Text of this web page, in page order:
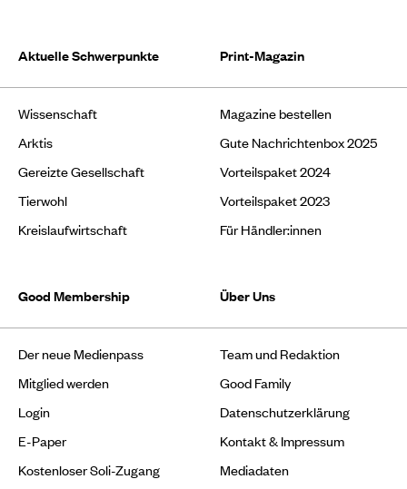
Aktuelle Schwerpunkte
Wissenschaft
Arktis
Gereizte Gesellschaft
Tierwohl
Kreislaufwirtschaft
Print-Magazin
Magazine bestellen
Gute Nachrichtenbox 2025
Vorteilspaket 2024
Vorteilspaket 2023
Für Händler:innen
Good Membership
Der neue Medienpass
Mitglied werden
Login
E-Paper
Kostenloser Soli-Zugang
Über Uns
Team und Redaktion
Good Family
Datenschutzerklärung
Kontakt & Impressum
Mediadaten